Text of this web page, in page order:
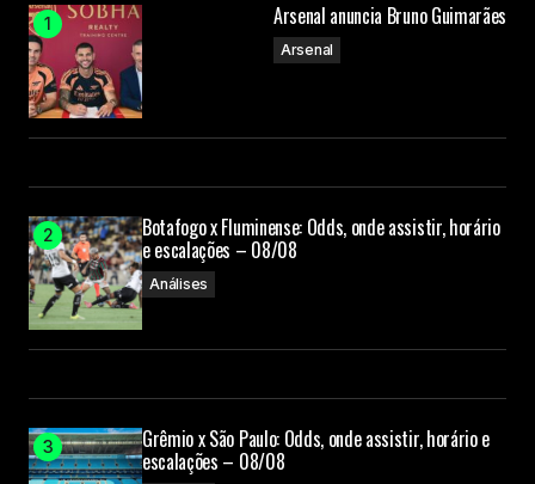
Submit Comment Arsenal anuncia Bruno Guimarães
Arsenal
Botafogo x Fluminense: Odds, onde assistir, horário
e escalações – 08/08
Análises
Grêmio x São Paulo: Odds, onde assistir, horário e
escalações – 08/08